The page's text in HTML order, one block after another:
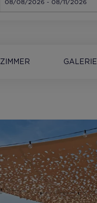
ZIMMER GALERIE